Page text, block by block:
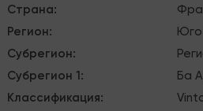
Страна:
Регион:
Субрегион:
Субрегион 1:
Ба
Классификация: